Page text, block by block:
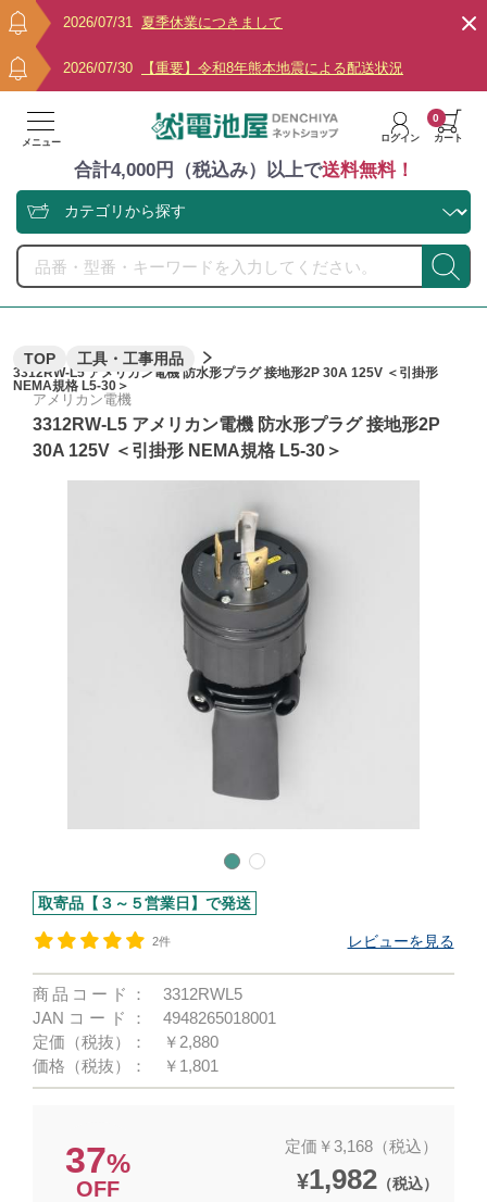
2026/07/31 夏季休業につきまして
2026/07/30 【重要】令和8年熊本地震による配送状況
メニュー ログイン カート
0
合計4,000円（税込み）以上で送料無料！
TOP 工具・工事用品
3312RW-L5 アメリカン電機 防水形プラグ 接地形2P 30A 125V ＜引掛形
NEMA規格 L5-30＞
アメリカン電機
3312RW-L5 アメリカン電機 防水形プラグ 接地形2P
30A 125V ＜引掛形 NEMA規格 L5-30＞
取寄品【３～５営業日】で発送
2件 レビューを見る
商品コード：
3312RWL5
JANコード：
4948265018001
定価（税抜）：
￥2,880
価格（税抜）：
￥1,801
37%
OFF
定価￥3,168（税込）
¥1,982（税込）